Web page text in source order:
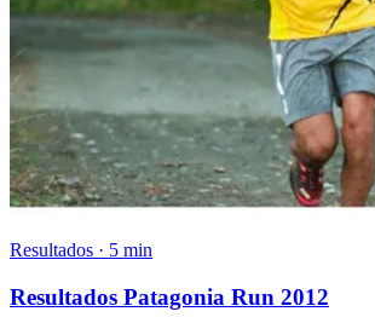
Resultados · 5 min
Resultados Patagonia Run 2012